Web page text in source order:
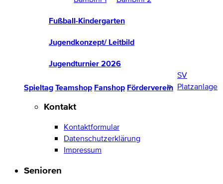
Fußball-Kindergarten
Jugendkonzept/ Leitbild
Jugendturnier 2026
Spieltag Teamshop Fanshop Förderverein
SV
Platzanlage
Kontakt
Kontaktformular
Datenschutzerklärung
Impressum
Senioren